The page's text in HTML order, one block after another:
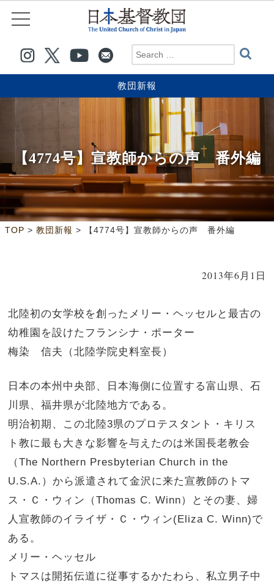
教団新報
【4774号】宣教師からの声 番外編
TOP > 教団新報 > 【4774号】宣教師からの声 番外編
2013年6月1日
北陸初の女学校を創ったメリー・ヘッセルと最古の
幼稚園を設けたフランシナ・ポーター
梅染 信夫（北陸学院史料室長）
日本の本州中央部、日本海側に位置する富山県、石
川県、福井県が北陸地方である。
明治初期、この北陸3県のプロテスタント・キリス
ト教に最も大きな影響を与えたのは米国長老教会
（The Northern Presbyterian Church in the
U.S.A.）から派遣されて金沢に来た宣教師のトマ
ス・Ｃ・ウィン（Thomas C. Winn）とその妻、婦
人宣教師のイライザ・Ｃ・ウィン(Eliza C. Winn)で
ある。
メリー・ヘッセル
トマスは開拓伝道に従事するかたわら、私立男子中